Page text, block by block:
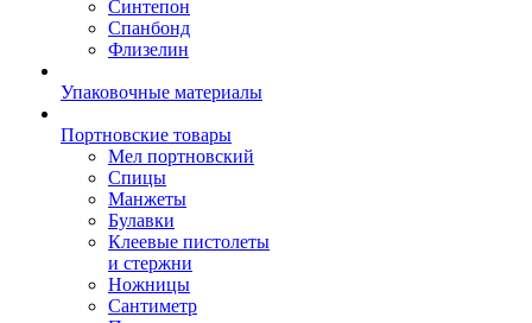
Синтепон
Спанбонд
Флизелин
Упаковочные материалы
Портновские товары
Мел портновский
Спицы
Манжеты
Булавки
Клеевые пистолеты
и стержни
Ножницы
Сантиметр